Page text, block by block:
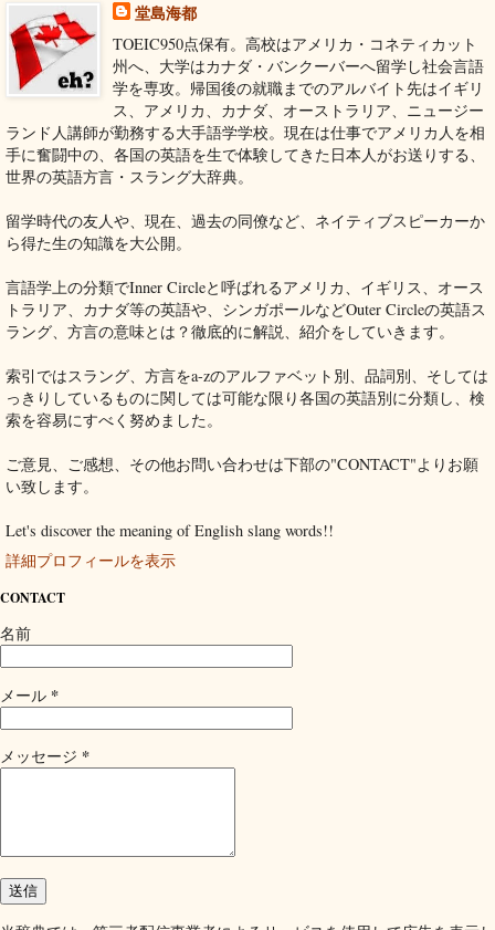
堂島海都
TOEIC950点保有。高校はアメリカ・コネティカット
州へ、大学はカナダ・バンクーバーへ留学し社会言語
学を専攻。帰国後の就職までのアルバイト先はイギリ
ス、アメリカ、カナダ、オーストラリア、ニュージー
ランド人講師が勤務する大手語学学校。現在は仕事でアメリカ人を相
手に奮闘中の、各国の英語を生で体験してきた日本人がお送りする、
世界の英語方言・スラング大辞典。
留学時代の友人や、現在、過去の同僚など、ネイティブスピーカーか
ら得た生の知識を大公開。
言語学上の分類でInner Circleと呼ばれるアメリカ、イギリス、オース
トラリア、カナダ等の英語や、シンガポールなどOuter Circleの英語ス
ラング、方言の意味とは？徹底的に解説、紹介をしていきます。
索引ではスラング、方言をa-zのアルファベット別、品詞別、そしては
っきりしているものに関しては可能な限り各国の英語別に分類し、検
索を容易にすべく努めました。
ご意見、ご感想、その他お問い合わせは下部の"CONTACT"よりお願
い致します。
Let's discover the meaning of English slang words!!
詳細プロフィールを表示
CONTACT
名前
メール *
メッセージ *